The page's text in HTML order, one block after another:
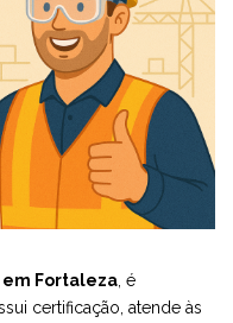
Fortaleza , é
certificação, atende às